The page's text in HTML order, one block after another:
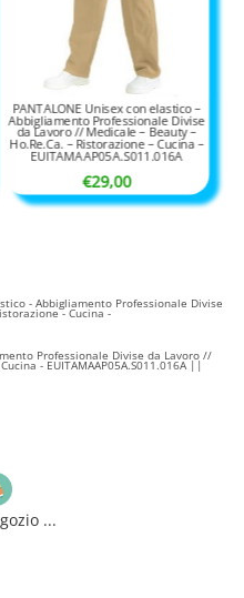
PANTALONE Unisex con elastico –
Abbigliamento Professionale Divise
da Lavoro // Medicale – Beauty –
Ho.Re.Ca. – Ristorazione – Cucina –
EUITAMAAP05A.S011.016A
€29,00
- Abbigliamento Professionale Divise
- Cucina -
Professionale Divise da Lavoro //
- EUITAMAAP05A.S011.016A ||
...